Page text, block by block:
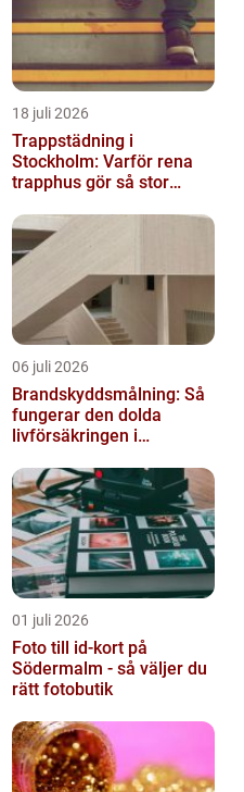
18 juli 2026
Trappstädning i
Stockholm: Varför rena
trapphus gör så stor
06 juli 2026
Brandskyddsmålning: Så
fungerar den dolda
livförsäkringen i
01 juli 2026
Foto till id-kort på
Södermalm - så väljer du
rätt fotobutik